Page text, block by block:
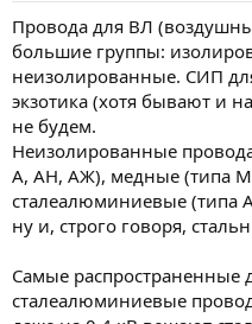
Провода для ВЛ
большие группы:
неизолированные. СИП
экзотика (хотя бывают и
не будем.
Неизолированные
А, АН, АЖ), медные (типа
сталеалюминиевые (типа
ну и, строго говоря,
Самые распространенные
сталеалюминиевые